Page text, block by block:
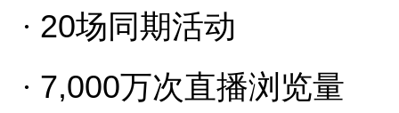
· 20场同期活动
· 7,000万次直播浏览量